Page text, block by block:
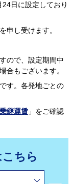
日に設定しており
申し受けます。
ので、設定期間中
合もございます。
す。各発地ごとの
乗継運賃」をご確認
ちら